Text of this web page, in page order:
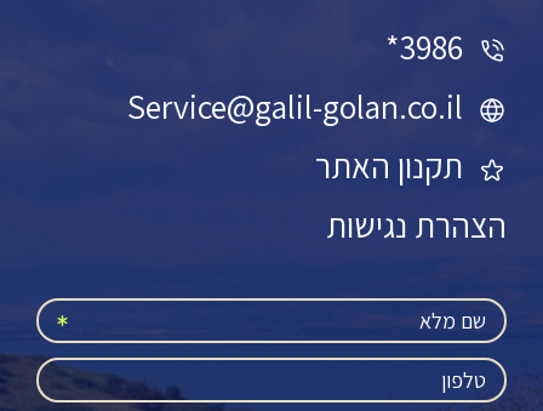
Service@galil-golan.co.il
תקנון האתר
הצהרת נגישות